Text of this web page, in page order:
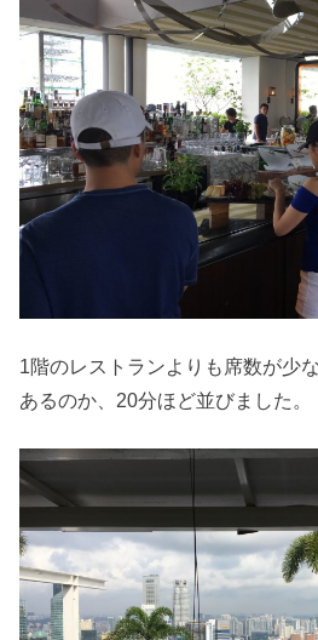
1階のレストランよりも席数が少
あるのか、20分ほど並びました。